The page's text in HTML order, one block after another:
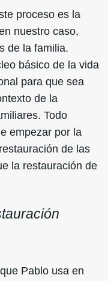
proceso es la
nuestro caso,
de la familia.
básico de la vida
para que sea
de la
Todo
empezar por la
de las
la restauración de
Pablo usa en